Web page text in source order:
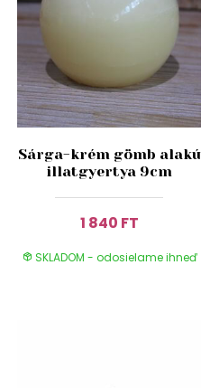
Sárga-krém gömb alakú
illatgyertya 9cm
1 840 FT
SKLADOM - odosielame ihneď